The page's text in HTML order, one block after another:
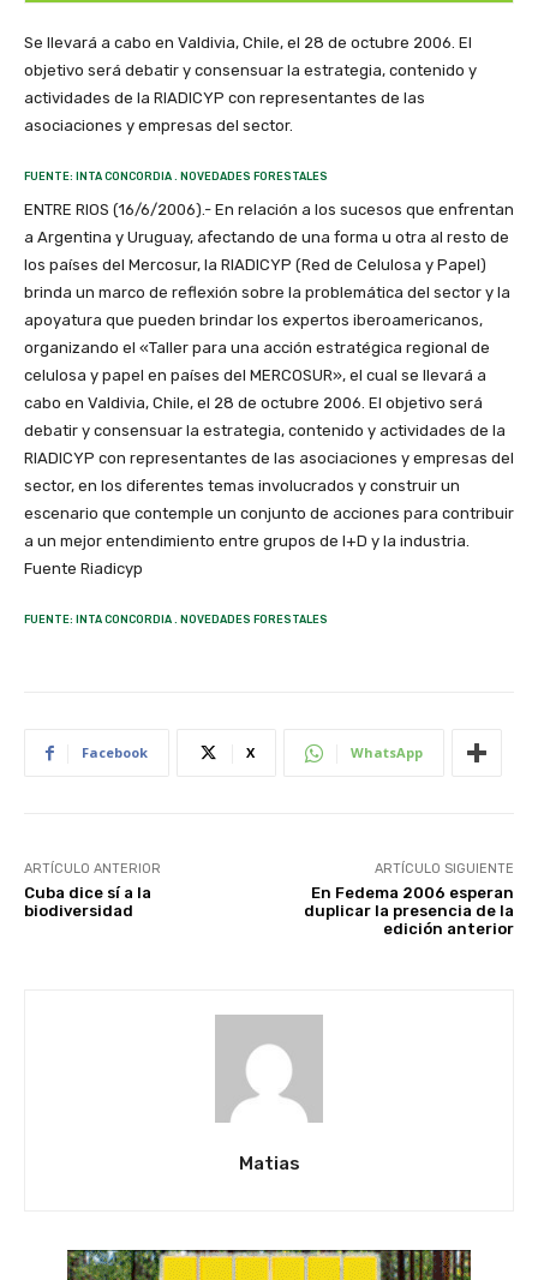
Se llevará a cabo en Valdivia, Chile, el 28 de octubre 2006. El
objetivo será debatir y consensuar la estrategia, contenido y
actividades de la RIADICYP con representantes de las
asociaciones y empresas del sector.
FUENTE: INTA CONCORDIA . NOVEDADES FORESTALES
ENTRE RIOS (16/6/2006).- En relación a los sucesos que enfrentan
a Argentina y Uruguay, afectando de una forma u otra al resto de
los países del Mercosur, la RIADICYP (Red de Celulosa y Papel)
brinda un marco de reflexión sobre la problemática del sector y la
apoyatura que pueden brindar los expertos iberoamericanos,
organizando el «Taller para una acción estratégica regional de
celulosa y papel en países del MERCOSUR», el cual se llevará a
cabo en Valdivia, Chile, el 28 de octubre 2006. El objetivo será
debatir y consensuar la estrategia, contenido y actividades de la
RIADICYP con representantes de las asociaciones y empresas del
sector, en los diferentes temas involucrados y construir un
escenario que contemple un conjunto de acciones para contribuir
a un mejor entendimiento entre grupos de I+D y la industria.
Fuente Riadicyp
FUENTE: INTA CONCORDIA . NOVEDADES FORESTALES
Facebook X WhatsApp
ARTÍCULO ANTERIOR
Cuba dice sí a la
biodiversidad
ARTÍCULO SIGUIENTE
En Fedema 2006 esperan
duplicar la presencia de la
edición anterior
Matias